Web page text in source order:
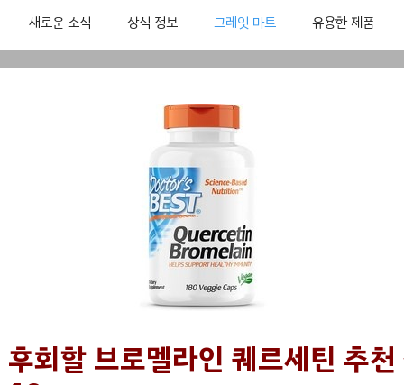
새로운 소식 상식 정보 그레잇 마트 유용한 제품
회할 브로멜라인 퀘르세틴 추